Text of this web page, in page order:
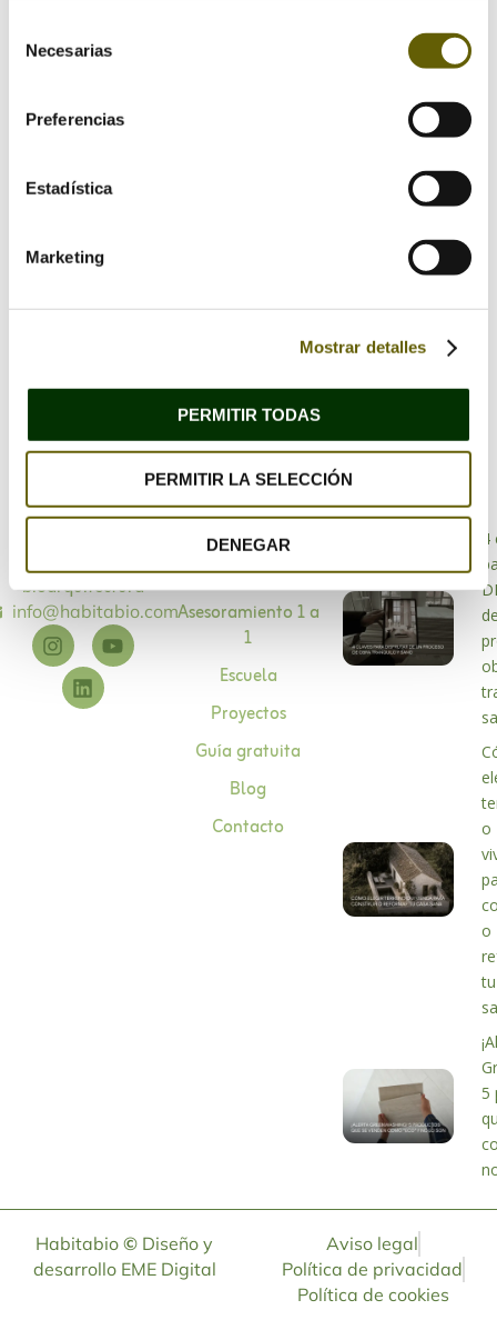
Necesarias
Preferencias
Estadística
Marketing
Mostrar detalles
PERMITIR TODAS
PERMITIR LA SELECCIÓN
DENEGAR
este navegador para la próxima vez que comente.
Especialistas en
bioarquitectura
info@habitabio.com
Bioarquitectura
Sobre mí
Asesoramiento 1 a
1
Escuela
Proyectos
Guía gratuita
Blog
Contacto
o
o
5
Habitabio © Diseño y
desarrollo EME Digital
Aviso legal
Política de privacidad
Política de cookies